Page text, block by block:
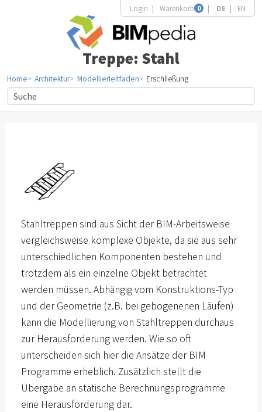
Login Warenkorb 0 DE EN
Treppe: Stahl
Home Architektur Modellierleitfaden Erschließung
Stahltreppen sind aus Sicht der BIM-Arbeitsweise
vergleichsweise komplexe Objekte, da sie aus sehr
unterschiedlichen Komponenten bestehen und
trotzdem als ein einzelne Objekt betrachtet
werden müssen. Abhängig vom Konstruktions-Typ
und der Geometrie (z.B. bei gebogenenen Läufen)
kann die Modellierung von Stahltreppen durchaus
zur Herausforderung werden. Wie so oft
unterscheiden sich hier die Ansätze der BIM
Programme erheblich. Zusätzlich stellt die
Übergabe an statische Berechnungsprogramme
eine Herausforderung dar.